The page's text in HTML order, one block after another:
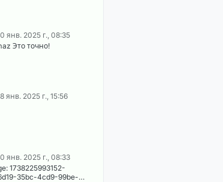
янв. 2025 г., 08:35
Это точно!
янв. 2025 г., 15:56
янв. 2025 г., 08:33
1738225993152-
35bc-4cd9-99be-